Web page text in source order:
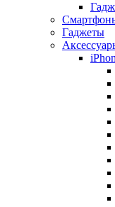
Гаджеты